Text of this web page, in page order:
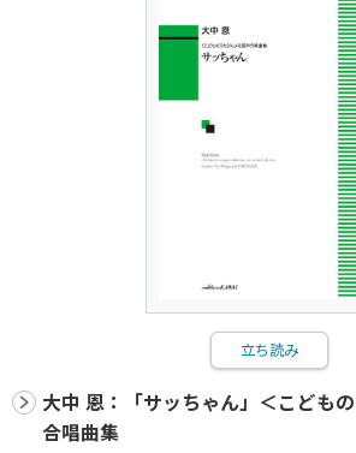
立ち読み
大中 恩：「サッちゃん」＜こども
合唱曲集